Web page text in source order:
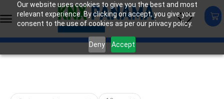
Our website uses cookies to give you the best and most
relevant experience. By clicking on accept, you give your
consent to the use of cookies as per our privacy policy.
Deny Accept